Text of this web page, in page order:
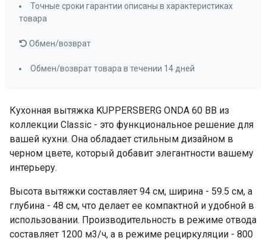
отдельно)
Фильтр
Кухонная вытяжка KUPPERSBERG ONDA 60 BB из
коллекции Classic - это функциональное решение для
вашей кухни. Она обладает стильным дизайном в
черном цвете, который добавит элегантности вашему
интерьеру.
Высота вытяжки составляет 94 см, ширина - 59.5 см, а
глубина - 48 см, что делает ее компактной и удобной в
использовании. Производительность в режиме отвода
составляет 1200 м3/ч, а в режиме рециркуляции - 800
Точные сроки гарантии описаны в характеристиках
товара
Обмен/возврат
Обмен/возврат товара в течении 14 дней